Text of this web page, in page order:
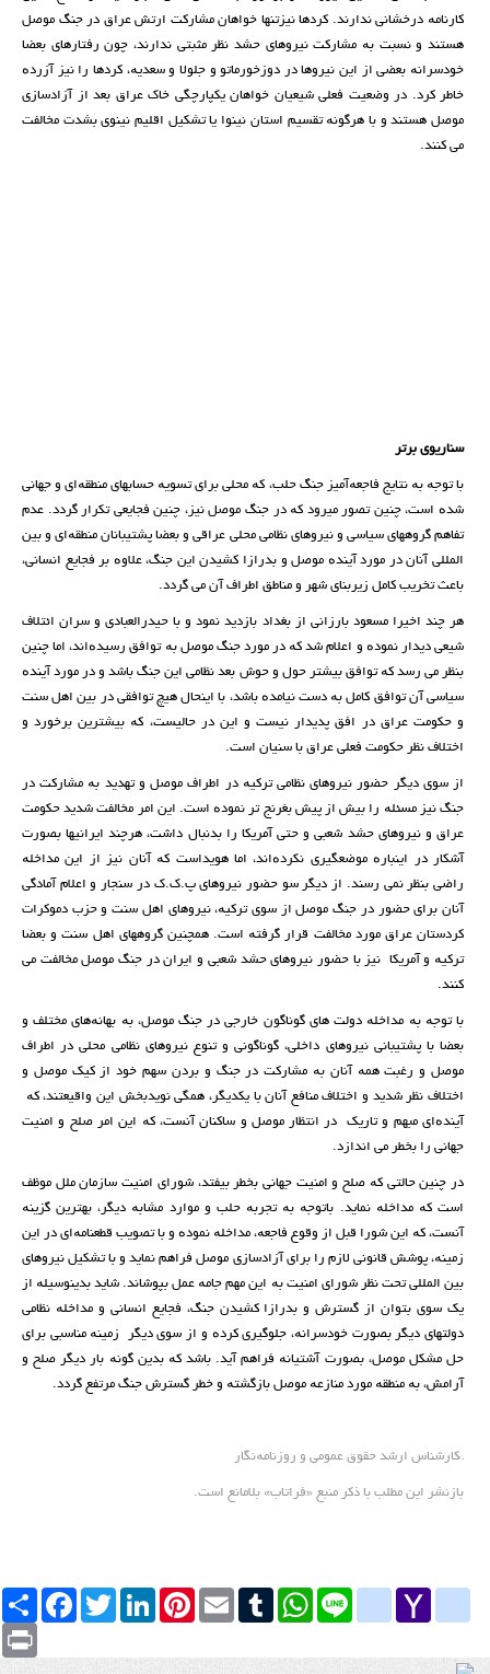
کارنامە درخشانی ندارند. کردها نیزتنها خواهان مشارکت ارتش عراق در جنگ موصل
هستند و نسبت بە مشارکت نیروهای حشد نظر مثبتی ندارند، چون رفتارهای بعضا
خودسرانە بعضی از این نیروها در دوزخورماتو و جلولا و سعدیە، کردها را نیز آزردە
خاطر کرد. در وضعیت فعلی شیعیان خواهان یکپارچگی خاک عراق بعد از آزادسازی
موصل هستند و با هرگونە تقسیم استان نینوا یا تشکیل اقلیم نینوی بشدت مخالفت
می کنند.
سناریوی برتر
با توجە بە نتایج فاجعەآمیز جنگ حلب، کە محلی برای تسویە حسابهای منطقەای و جهانی
شدە است، چنین تصور میرود کە در جنگ موصل نیز، چنین فجایعی تکرار گردد. عدم
تفاهم گروههای سیاسی و نیروهای نظامی محلی عراقی و بعضا پشتیبانان منطقەای و بین
المللی آنان در مورد آیندە موصل و بدرازا کشیدن این جنگ، علاوە بر فجایع انسانی،
باعث تخریب کامل زیربنای شهر و مناطق اطراف آن می گردد.
هر چند اخیرا مسعود بارزانی از بغداد بازدید نمود و با حیدرالعبادی و سران ائتلاف
شیعی دیدار نمودە و اعلام شد کە در مورد جنگ موصل بە توافق رسیدەاند، اما چنین
بنظر می رسد کە توافق بیشتر حول و حوش بعد نظامی این جنگ باشد و در مورد آیندە
سیاسی آن توافق کامل بە دست نیامدە باشد، با اینحال هیچ توافقی در بین اهل سنت
و حکومت عراق در افق پدیدار نیست و این در حالیست، کە بیشترین برخورد و
اختلاف نظر حکومت فعلی عراق با سنیان است.
از سوی دیگر حضور نیروهای نظامی ترکیە در اطراف موصل و تهدید بە مشارکت در
جنگ نیز مسئلە را بیش از پیش بغرنج تر نمودە است. این امر مخالفت شدید حکومت
عراق و نیروهای حشد شعبی و حتی آمریکا را بدنبال داشت، هرچند ایرانیها بصورت
آشکار در اینبارە موضعگیری نکردەاند، اما هویداست کە آنان نیز از این مداخلە
راضی بنظر نمی رسند. از دیگر سو حضور نیروهای پ.ک.ک در سنجار و اعلام آمادگی
آنان برای حضور در جنگ موصل از سوی ترکیە، نیروهای اهل سنت و حزب دموکرات
کردستان عراق مورد مخالفت قرار گرفتە است. همچنین گروههای اهل سنت و بعضا
ترکیە و آمریکا نیز با حضور نیروهای حشد شعبی و ایران در جنگ موصل مخالفت می
کنند.
با توجە بە مداخلە دولت های گوناگون خارجی در جنگ موصل، بە بهانەهای مختلف و
بعضا با پشتیبانی نیروهای داخلی، گوناگونی و تنوع نیروهای نظامی محلی در اطراف
موصل و رغبت همە آنان بە مشارکت در جنگ و بردن سهم خود از کیک موصل و
اختلاف نظر شدید و اختلاف منافع آنان با یکدیگر، همگی نویدبخش این واقیعتند، کە
آیندەای مبهم و تاریک در انتظار موصل و ساکنان آنست، کە این امر صلح و امنیت
جهانی را بخطر می اندازد.
در چنین حالتی کە صلح و امنیت جهانی بخطر بیفتد، شورای امنیت سازمان ملل موظف
است کە مداخلە نماید. باتوجە بە تجربە حلب و موارد مشابە دیگر، بهترین گزینە
آنست، کە این شورا قبل از وقوع فاجعە، مداخلە نمودە و با تصویب قطعنامەای در این
زمینە، پوشش قانونی لازم را برای آزادسازی موصل فراهم نماید و با تشکیل نیروهای
بین المللی تحت نظر شورای امنیت بە این مهم جامە عمل بپوشاند. شاید بدینوسیلە از
یک سوی بتوان از گسترش و بدرازا کشیدن جنگ، فجایع انسانی و مداخلە نظامی
دولتهای دیگر بصورت خودسرانە، جلوگیری کردە و از سوی دیگر زمینە مناسبی برای
حل مشکل موصل، بصورت آشتیانە فراهم آید. باشد کە بدین گونە بار دیگر صلح و
آرامش، بە منطقە مورد منازعە موصل بازگشتە و خطر گسترش جنگ مرتفع گردد.
*کارشناس ارشد حقوق عمومی و روزنامەنگار
بازنشر این مطلب با ذکر منبع «فراتاب» بلامانع است.
FacebookTwitterLinkedInPinterest EmailTumblr
WhatsApp Line
google_bookmarks
Yahoo
yahoo_messenger
Print